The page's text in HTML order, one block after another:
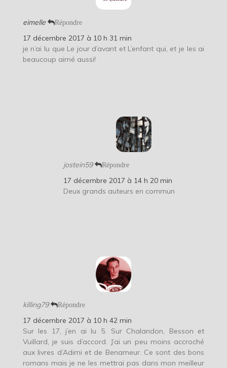
eimelle Répondre
17 décembre 2017 à 10 h 31 min
je n’ai lu que Le jour d’avant et L’enfant qui, et je les ai
beaucoup aimé aussi!
jostein59 Répondre
17 décembre 2017 à 14 h 20 min
Deux grands auteurs en commun
killing79 Répondre
17 décembre 2017 à 10 h 42 min
Sur les 17, j’en ai lu 5. Sur Chalandon, Besson et
Vuillard, je suis d’accord. J’ai un peu moins accroché
aux livres d’Adimi et de Benameur. Ce sont des bons
romans mais je ne les mettrai pas dans mon meilleur